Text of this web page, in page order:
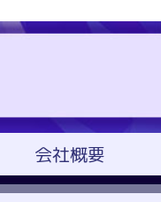
会社概要